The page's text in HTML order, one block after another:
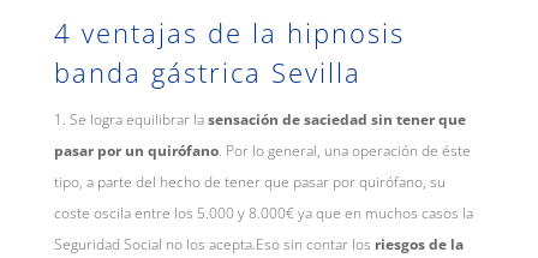
4 ventajas de la hipnosis
banda gástrica Sevilla
Se logra equilibrar lasensación de saciedad sin tener que
pasar por un quirófano. Por lo general, una operación de éste
tipo, a parte del hecho de tener que pasar por quirófano, su
coste oscila entre los 5.000 y 8.000€ ya que en muchos casos la
Seguridad Social no los acepta.Eso sin contar los riesgos de la